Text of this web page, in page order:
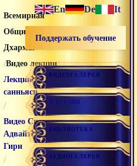
Всемирная
Община Санатана
Дхармы
/Видео лекции/
Лекции
санньяси
/
Видео Свамини
Адвайтавадини
Гири
/
En De It
Поддержать обучение
ВИДЕОГАЛЕРЕЯ
МАГАЗИН
БИБЛИОТЕКА
АУДИОГАЛЕРЕЯ